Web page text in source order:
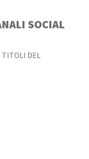
SOCIAL
TITOLI DEL